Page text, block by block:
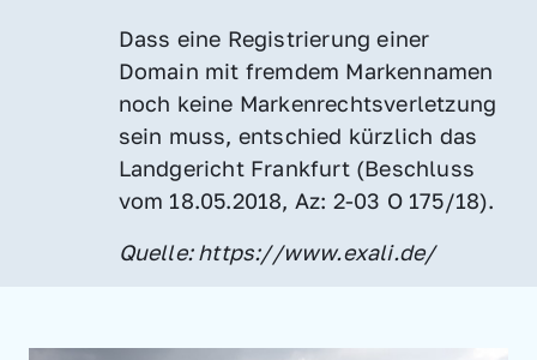
Dass eine Registrierung einer
Domain mit fremdem Markennamen
noch keine Markenrechtsverletzung
sein muss, entschied kürzlich das
Landgericht Frankfurt (Beschluss
vom 18.05.2018, Az: 2-03 O 175/18).
Quelle: https://www.exali.de/